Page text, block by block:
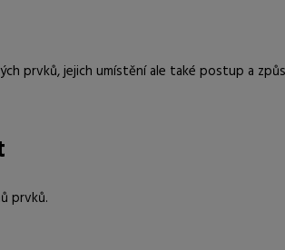
prvků, jejich umístění ale také postup a
prvků.